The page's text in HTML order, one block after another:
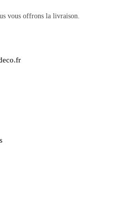
vous offrons la livraison.